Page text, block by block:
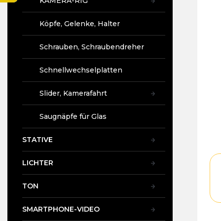
Köpfe, Gelenke, Halter
Schrauben, Schraubendreher
Schnellwechselplatten
Slider, Kamerafahrt
Saugnäpfe für Glas
STATIVE
LICHTER
TON
SMARTPHONE-VIDEO